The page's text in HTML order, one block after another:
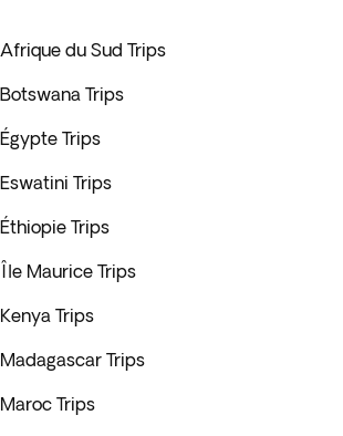
Afrique du Sud Trips
Botswana Trips
Égypte Trips
Eswatini Trips
Éthiopie Trips
Île Maurice Trips
Kenya Trips
Madagascar Trips
Maroc Trips